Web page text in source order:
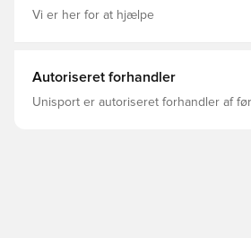
Vi er her for at hjælpe
Autoriseret forhandler
Unisport er autoriseret forhandler af